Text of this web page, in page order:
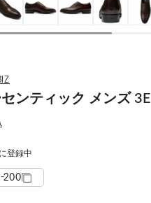
ンティック メンズ 3E
登録中
200